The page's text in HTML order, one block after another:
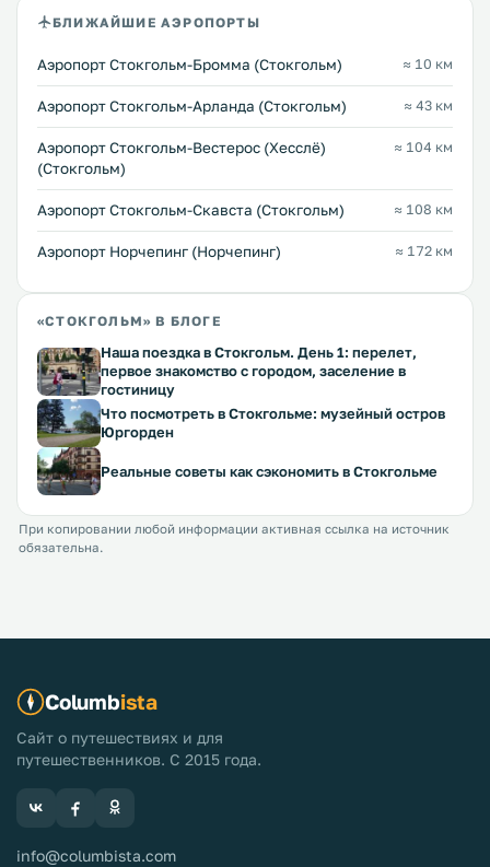
БЛИЖАЙШИЕ АЭРОПОРТЫ
Аэропорт Стокгольм-Бромма (Стокгольм) ≈ 10 км
Аэропорт Стокгольм-Арланда (Стокгольм) ≈ 43 км
Аэропорт Стокгольм-Вестерос (Хесслё)
(Стокгольм)
≈ 104 км
Аэропорт Стокгольм-Скавста (Стокгольм) ≈ 108 км
Аэропорт Норчепинг (Норчепинг) ≈ 172 км
«СТОКГОЛЬМ» В БЛОГЕ
Наша поездка в Стокгольм. День 1: перелет,
первое знакомство с городом, заселение в
гостиницу
Что посмотреть в Стокгольме: музейный остров
Юргорден
Реальные советы как сэкономить в Стокгольме
При копировании любой информации активная ссылка на источник
обязательна.
Columbista
Сайт о путешествиях и для
путешественников. С 2015 года.
info@columbista.com